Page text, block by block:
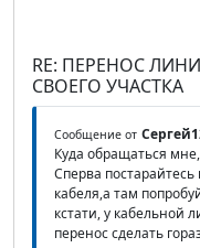
RE: ПЕРЕНОС
СВОЕГО УЧАСТКА
Сообщение от
Куда обращаться
Сперва
кабеля,а там
кстати, у кабельной
перенос сделать